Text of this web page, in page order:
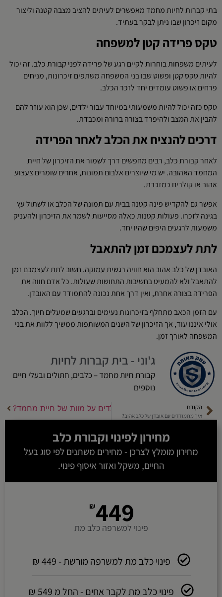
בתי קברות לחיות מחמד מאפשרים לעיתים להציב מצבה קטנה וליצור
מקום זיכרון שבו ניתן לבקר בעתיד.
טקס פרידה קטן למשפחה
לעיתים משפחות בוחרות לקיים רגע של פרידה לפני קבורת כלב. זה יכול
להיות טקס קטן ופשוט שבו בני המשפחה משתפים זיכרונות, מניחים
פרחים או פשוט עומדים יחד לזכר הכלב.
טקס כזה יכול להיות משמעותי במיוחד עבור ילדים, שכן הוא עוזר להם
להבין את המצב ולהיפרד בצורה ברורה ומכבדת.
דרכים להנציח את הכלב לאחר הפרידה
לאחר קבורת כלב, רבים מחפשים דרך לשמור את הזיכרון של חיית
המחמד האהובה. יש מי שיוצרים אלבום תמונות, אחרים שומרים צעצוע
אהוב או קולרים כמזכרת.
אפשר גם להקדיש פינה קטנה בבית עם תמונה של הכלב או לשתול עץ
בגינה לזכרו. פעולות קטנות כאלה מסייעות לשמר את הזיכרון ולהעניק
משמעות לרגעים היפים שהיו יחד.
לתת לעצמכם זמן להתאבל
האובדן של כלב אהוב הוא חוויה רגשית עמוקה. חשוב לתת לעצמכם זמן
להתאבל ולא להמעיט בחשיבות התחושות שעולות. כל אדם חווה את
הפרידה בצורה אחרת, ואין דרך אחת נכונה להתמודד עם האובדן.
עם הזמן הכאב מתחלף בזיכרונות נעימים וברגעים שמעלים חיוך. הכלב
אולי איננו עוד, אך הזיכרון של השנים המשותפות ממשיך ללוות את בני
המשפחה לאורך זמן.
ג'וני - בית קברות לחיות
קבורת חיות מחמד – כלבים, חתולים ובעלי חיים
נוספים
הקודם
איך מתמודדים עם אובדן של כלב אהוב?
איך להסביר לילדים על מוות של חיית מחמד?
מחירון לפינוי וקבורת כלב
מחירון מומלץ לצרכן - מחירים משתנים לפי סוג בעל
החיים, משקל ואזור איסוף פינוי.
₪449
פינוי למשרפה כלב מת
פינוי כלב מת למשרפה מורשת - 449 ₪
פינוי כלב מת לקבר אחים - החל מ 549 ₪